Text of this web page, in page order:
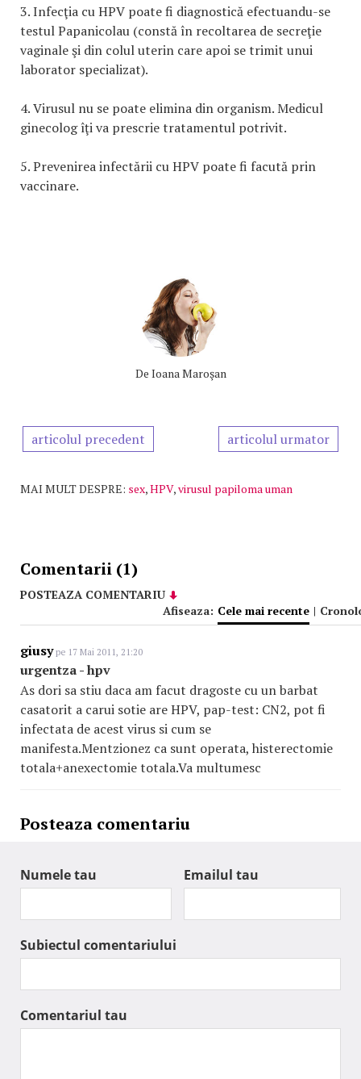
3. Infecţia cu HPV poate fi diagnostică efectuandu-se
testul Papanicolau (constă în recoltarea de secreţie
vaginale şi din colul uterin care apoi se trimit unui
laborator specializat).
4. Virusul nu se poate elimina din organism. Medicul
ginecolog îţi va prescrie tratamentul potrivit.
5. Prevenirea infectării cu HPV poate fi facută prin
vaccinare.
De Ioana Maroşan
articolul precedent articolul urmator
MAI MULT DESPRE: sex,HPV,virusul papiloma uman
Comentarii (1)
POSTEAZA COMENTARIU
Afiseaza: Cele mai recente |
giusype 17 Mai 2011, 21:20
urgentza - hpv
As dori sa stiu daca am facut dragoste cu un barbat
casatorit a carui sotie are HPV, pap-test: CN2, pot fi
infectata de acest virus si cum se
manifesta.Mentzionez ca sunt operata, histerectomie
totala+anexectomie totala.Va multumesc
Posteaza comentariu
Numele tau Emailul tau
Subiectul comentariului
Comentariul tau